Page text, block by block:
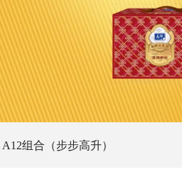
A12组合（步步高升）